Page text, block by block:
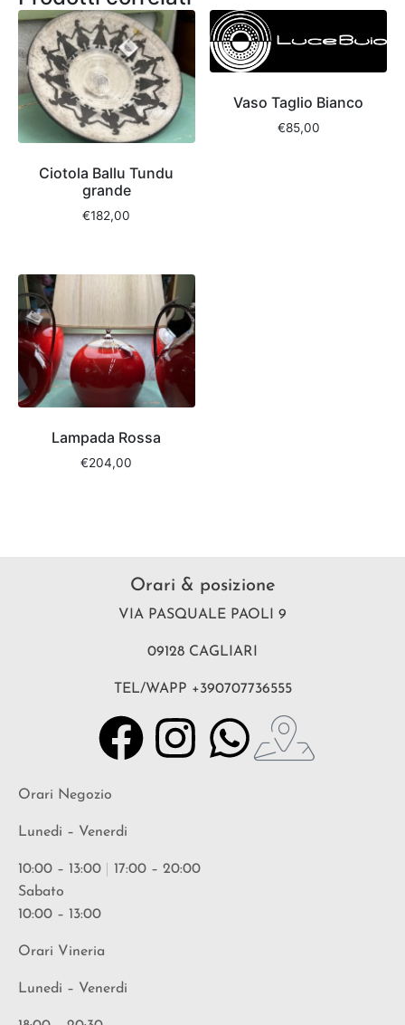
Ciotola Ballu Tundu
grande
€182,00
Vaso Taglio Bianco
€85,00
Lampada Rossa
€204,00
Orari & posizione
VIA PASQUALE PAOLI 9
09128 CAGLIARI
TEL/WAPP +390707736555
Orari Negozio
Lunedi – Venerdi
10:00 – 13:00
17:00 – 20:00
Sabato
10:00 – 13:00
Orari Vineria
Lunedi – Venerdi